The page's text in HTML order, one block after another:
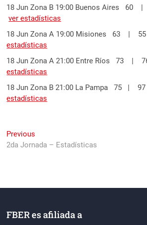
18 Jun Zona B 19:00 Buenos Aires
ver estadísticas
18 Jun Zona A 19:00 Misiones 63 |
estadísticas
18 Jun Zona A 21:00 Entre Ríos 73
estadísticas
18 Jun Zona B 21:00 La Pampa 75 |
estadísticas
Navegación
de
Previous
post:
2da Jornada – Estadísticas
FBER es afiliada a